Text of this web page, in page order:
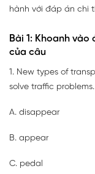
hành với đáp án chi
Bài 1: Khoanh
của câu
1. New types of
solve traffic problems.
A. disappear
B. appear
C. pedal